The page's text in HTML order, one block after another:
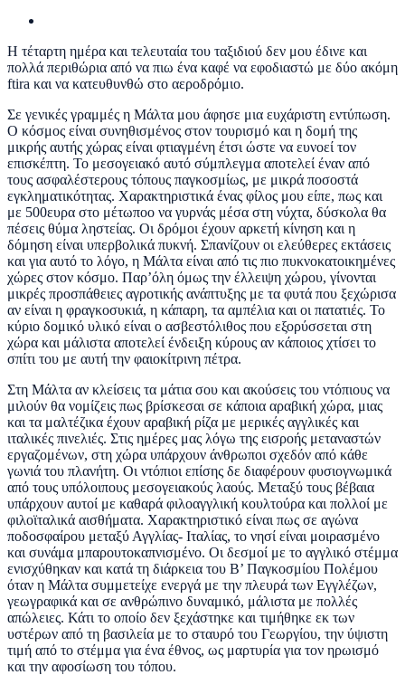
Η τέταρτη ημέρα και τελευταία του ταξιδιού δεν μου έδινε και
πολλά περιθώρια από να πιω ένα καφέ να εφοδιαστώ με δύο ακόμη
ftira και να κατευθυνθώ στο αεροδρόμιο.
Σε γενικές γραμμές η Μάλτα μου άφησε μια ευχάριστη εντύπωση.
Ο κόσμος είναι συνηθισμένος στον τουρισμό και η δομή της
μικρής αυτής χώρας είναι φτιαγμένη έτσι ώστε να ευνοεί τον
επισκέπτη. Το μεσογειακό αυτό σύμπλεγμα αποτελεί έναν από
τους ασφαλέστερους τόπους παγκοσμίως, με μικρά ποσοστά
εγκληματικότητας. Χαρακτηριστικά ένας φίλος μου είπε, πως και
με 500ευρα στο μέτωποο να γυρνάς μέσα στη νύχτα, δύσκολα θα
πέσεις θύμα ληστείας. Οι δρόμοι έχουν αρκετή κίνηση και η
δόμηση είναι υπερβολικά πυκνή. Σπανίζουν οι ελεύθερες εκτάσεις
και για αυτό το λόγο, η Μάλτα είναι από τις πιο πυκνοκατοικημένες
χώρες στον κόσμο. Παρ’όλη όμως την έλλειψη χώρου, γίνονται
μικρές προσπάθειες αγροτικής ανάπτυξης με τα φυτά που ξεχώρισα
αν είναι η φραγκοσυκιά, η κάπαρη, τα αμπέλια και οι πατατιές. Το
κύριο δομικό υλικό είναι o ασβεστόλιθος που εξορύσσεται στη
χώρα και μάλιστα αποτελεί ένδειξη κύρους αν κάποιος χτίσει το
σπίτι του με αυτή την φαιοκίτρινη πέτρα.
Στη Μάλτα αν κλείσεις τα μάτια σου και ακούσεις του ντόπιους να
μιλούν θα νομίζεις πως βρίσκεσαι σε κάποια αραβική χώρα, μιας
και τα μαλτέζικα έχουν αραβική ρίζα με μερικές αγγλικές και
ιταλικές πινελιές. Στις ημέρες μας λόγω της εισροής μεταναστών
εργαζομένων, στη χώρα υπάρχουν άνθρωποι σχεδόν από κάθε
γωνιά του πλανήτη. Οι ντόπιοι επίσης δε διαφέρουν φυσιογνωμικά
από τους υπόλοιπους μεσογειακούς λαούς. Μεταξύ τους βέβαια
υπάρχουν αυτοί με καθαρά φιλοαγγλική κουλτούρα και πολλοί με
φιλοϊταλικά αισθήματα. Χαρακτηριστικό είναι πως σε αγώνα
ποδοσφαίρου μεταξύ Αγγλίας- Ιταλίας, το νησί είναι μοιρασμένο
και συνάμα μπαρουτοκαπνισμένο. Οι δεσμοί με το αγγλικό στέμμα
ενισχύθηκαν και κατά τη διάρκεια του Β’ Παγκοσμίου Πολέμου
όταν η Μάλτα συμμετείχε ενεργά με την πλευρά των Εγγλέζων,
γεωγραφικά και σε ανθρώπινο δυναμικό, μάλιστα με πολλές
απώλειες. Κάτι το οποίο δεν ξεχάστηκε και τιμήθηκε εκ των
υστέρων από τη βασιλεία με το σταυρό του Γεωργίου, την ύψιστη
τιμή από το στέμμα για ένα έθνος, ως μαρτυρία για τον ηρωισμό
και την αφοσίωση του τόπου.